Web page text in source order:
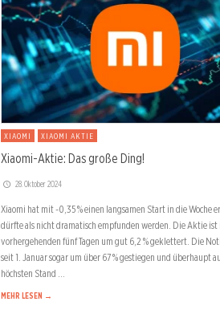
XIAOMI XIAOMI AKTIE
Xiaomi-Aktie: Das große Ding!
28. Oktober 2024
Xiaomi hat mit -0,35 % einen langsamen Start in die Woche
dürfte als nicht dramatisch empfunden werden. Die Aktie ist
vorhergehenden fünf Tagen um gut 6,2 % geklettert. Die
seit 1. Januar sogar um über 67 % gestiegen und überhaupt
höchsten Stand …
MEHR LESEN →